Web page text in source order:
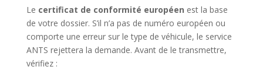
Le certificat de conformité européen est la base
de votre dossier. S’il n’a pas de numéro européen ou
comporte une erreur sur le type de véhicule, le service
ANTS rejettera la demande. Avant de le transmettre,
vérifiez :